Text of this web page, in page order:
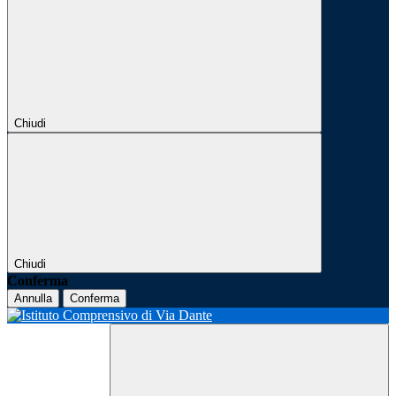
Chiudi
Chiudi
Conferma
Annulla Conferma